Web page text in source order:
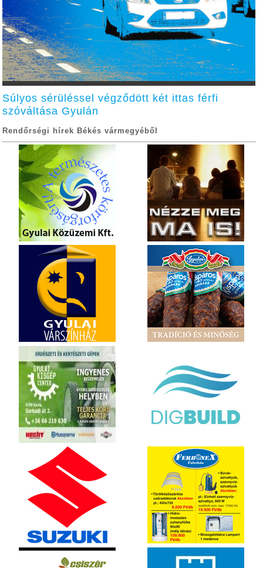
Súlyos sérüléssel végződött két ittas férfi
szóváltása Gyulán
Rendőrségi hírek Békés vármegyéből